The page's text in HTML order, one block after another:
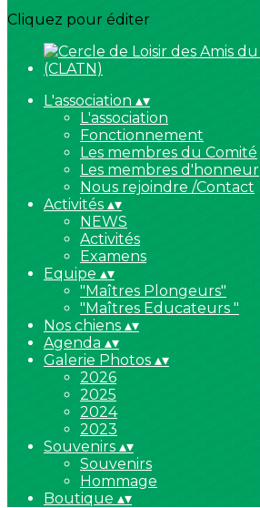
Cliquez pour éditer
L'association ▴▾
L'association
Fonctionnement
Les membres du Comité
Les membres d'honneur
Nous rejoindre /Contact
Activités ▴▾
NEWS
Activités
Examens
Equipe ▴▾
"Maîtres Plongeurs"
"Maîtres Educateurs "
Nos chiens ▴▾
Agenda ▴▾
Galerie Photos ▴▾
2026
2025
2024
2023
Souvenirs ▴▾
Souvenirs
Hommage
Boutique ▴▾